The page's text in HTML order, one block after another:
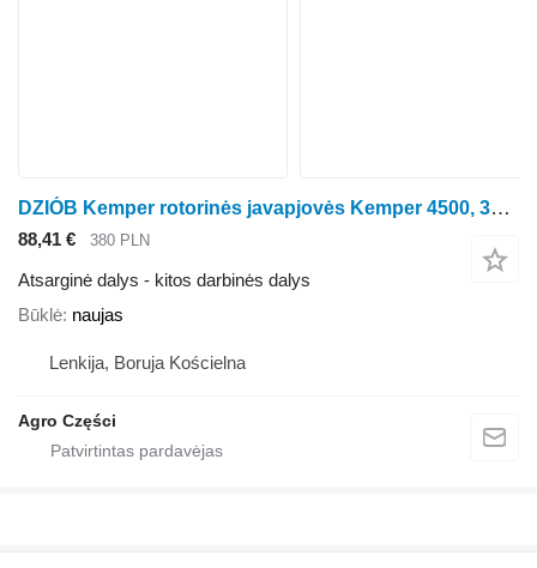
DZIÓB Kemper rotorinės javapjovės Kemper 4500, 360, 345, 330, 445
88,41 € 380 PLN
Atsarginė dalys - kitos darbinės dalys
Būklė naujas
Lenkija, Boruja Kościelna
Agro Części